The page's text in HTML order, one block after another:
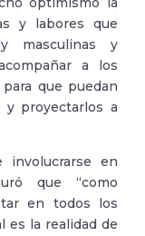
y labores que
masculinas y
a los
que puedan
proyectarlos a
involucrarse en
que “como
en todos los
es la realidad de